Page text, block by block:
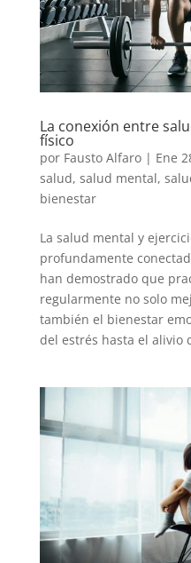
La conexión entre
físico
por Fausto Alfaro| Ene
salud, salud mental,
bienestar
La salud mental y
profundamente
han demostrado que
regularmente no solo
también el bienestar
del estrés hasta el alivio